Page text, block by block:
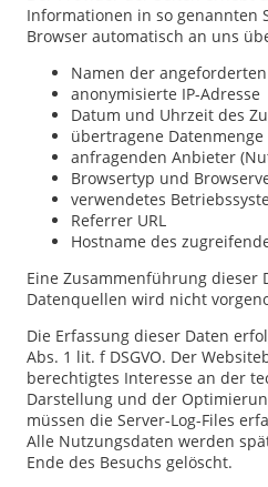
Informationen in so genannten
Browser automatisch an uns
Namen der
anonymisierte IP-Adresse
Datum und Uhrzeit des
übertragene Datenmenge
anfragenden Anbieter
Browsertyp und
verwendetes
Referrer URL
Hostname des
Eine Zusammenführung dieser
Datenquellen wird nicht
Die Erfassung dieser Daten
Abs. 1 lit. f DSGVO. Der
berechtigtes Interesse an der
Darstellung und der
müssen die Server-Log-Files
Alle Nutzungsdaten werden
Ende des Besuchs gelöscht.